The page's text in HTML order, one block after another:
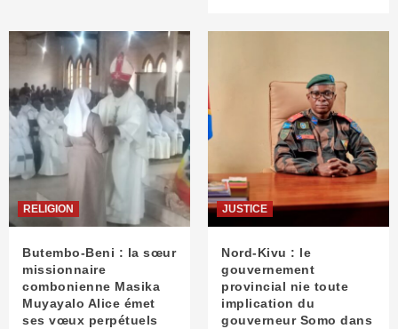
RELIGION
Butembo-Beni : la sœur
missionnaire
combonienne Masika
Muyayalo Alice émet
ses vœux perpétuels
JUSTICE
Nord-Kivu : le
gouvernement
provincial nie toute
implication du
gouverneur Somo dans